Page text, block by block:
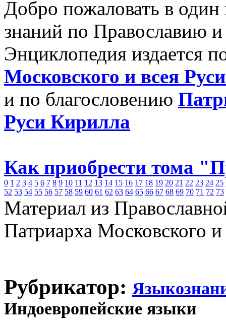
Добро пожаловать в
знаний по Православию
Энциклопедия издается
Московского и всея
и по благословению
Руси Кирилла
Как приобрести тома
0 1 2 3 4 5 6 7 8 9 10 11 12 13 14 15 16 17 18 19 20 21 22 23 24 25
52 53 54 55 56 57 58 59 60 61 62 63 64 65 66 67 68 69 70 71 72 73
Материал из
Патриарха Московского
Рубрикатор:
Индоевропейские языки